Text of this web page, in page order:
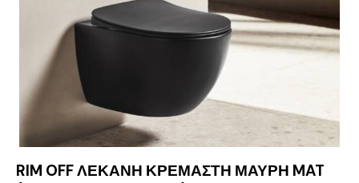
RIM OFF ΛΕΚΑΝΗ ΚΡΕΜΑΣΤΗ ΜΑΥΡΗ MAT